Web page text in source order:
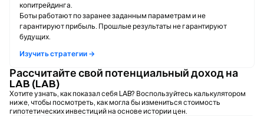
копитрейдинга.
Боты работают по заранее заданным параметрам и не
гарантируют прибыль. Прошлые результаты не гарантируют
будущих.
Изучить стратегии →
Рассчитайте свой потенциальный доход на
LAB (LAB)
Хотите узнать, как показал себя LAB? Воспользуйтесь калькулятором
ниже, чтобы посмотреть, как могла бы измениться стоимость
гипотетических инвестиций на основе истории цен.